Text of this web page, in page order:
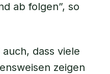
ab folgen”, so
dass viele
zeigen